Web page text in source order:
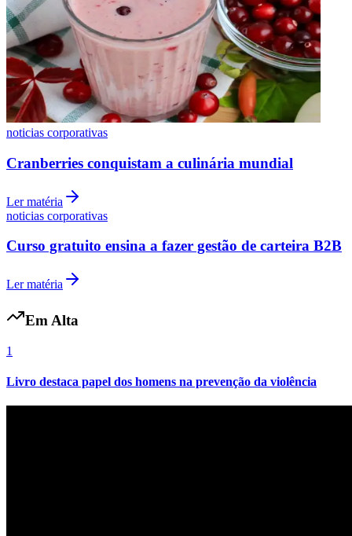
Botafogo
noticias corporativas
Cranberries conquistam a culinária mundial
Ler matéria
noticias corporativas
Curso gratuito ensina a fazer gestão de carteira B2B
Ler matéria
Em Alta
1
Livro destaca papel dos homens na prevenção da violência